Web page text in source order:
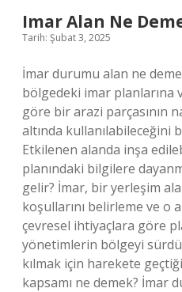
Imar Alan Ne
Tarih: Şubat 3, 2025
İmar durumu alan ne
bölgedeki imar planlarına
göre bir arazi parçasının
altında kullanılabileceğini
Etkilenen alanda inşa
planındaki bilgilere
gelir? İmar, bir yerleşim
koşullarını belirleme ve o
çevresel ihtiyaçlara göre
yönetimlerin bölgeyi
kılmak için harekete
kapsamı ne demek? İmar